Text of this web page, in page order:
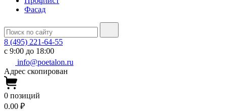
Фасад
8 (495) 221-64-55
с 9:00 до 18:00
info@poetalon.ru
Адрес скопирован
0 позиций
0.00 ₽